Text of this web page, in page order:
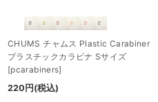
CHUMS チャムス Plastic Carabiner
プラスチックカラビナ Sサイズ
[pcarabiners]
220 円 (税込)